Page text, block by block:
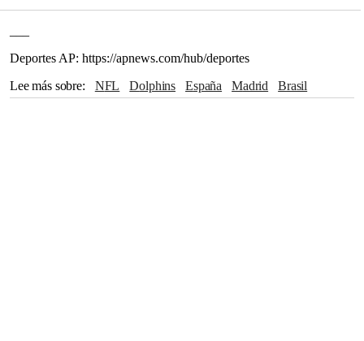
Deportes AP: https://apnews.com/hub/deportes
Lee más sobre
NFL Dolphins España Madrid
Brasil